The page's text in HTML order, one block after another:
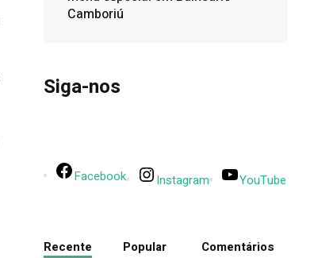
Camboriú
Siga-nos
Facebook Instagram YouTube
Recente Popular Comentários